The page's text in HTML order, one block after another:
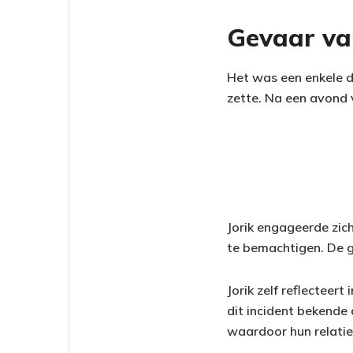
Gevaar
Het was een enkele
zette. Na een
Jorik engageerde
te bemachtigen. De
Jorik zelf reflecteert
dit incident
waardoor hun